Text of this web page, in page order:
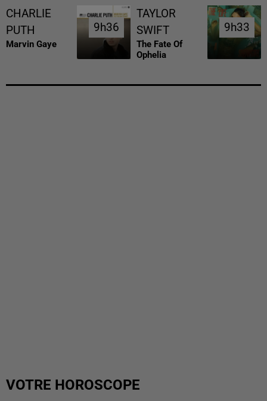
CHARLIE
PUTH
Marvin Gaye
9h36
9h36
TAYLOR
SWIFT
The Fate Of
Ophelia
9h33
9h33
VOTRE HOROSCOPE